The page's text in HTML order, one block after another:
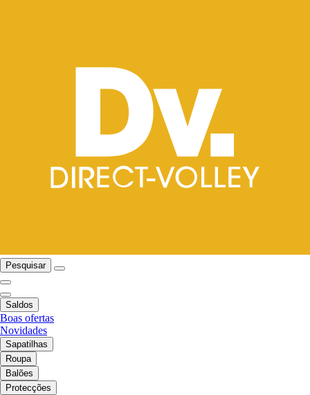
Pesquisar
Saldos
Boas ofertas
Novidades
Sapatilhas
Roupa
Balões
Protecções